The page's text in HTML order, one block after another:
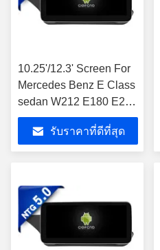
10.25'/12.3' Screen For
Mercedes Benz E Class
sedan W212 E180 E200
E260 E300 E320 E350
E400 E500 E550
E63AMG 2013-2015
มัลติมีเดีย เพลย์
รับราคาที่ดีที่สุด